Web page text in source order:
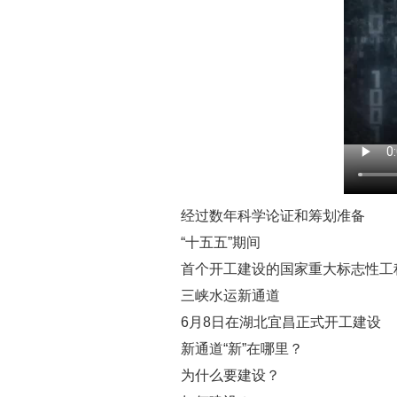
经过数年科学论证和筹划准备
“十五五”期间
首个开工建设的国家重大标志性工
三峡水运新通道
6月8日在湖北宜昌正式开工建设
新通道“新”在哪里？
为什么要建设？